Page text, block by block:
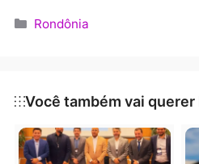
SEGURANÇA
projetos de proteção
garantir a segurança dos
disposição para atuar em